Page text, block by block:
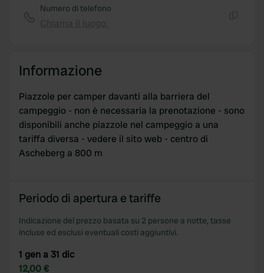
We use cookies to personalise content and ads, to
may combine it with other information that you’ve
of their services.
Numero di telefono
Informazione
Piazzole per camper davanti alla barriera del
campeggio - non è necessaria la prenotazione - sono
disponibili anche piazzole nel campeggio a una
tariffa diversa - vedere il sito web - centro di
Ascheberg a 800 m
Periodo di apertura e tariffe
Indicazione del prezzo basata su 2 persone a notte, tasse
incluse ed esclusi eventuali costi aggiuntivi.
1 gen a 31 dic
12,00 €